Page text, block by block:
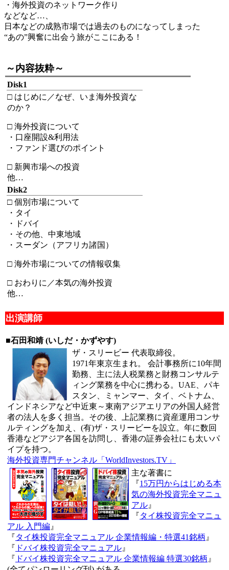
・海外投資のネットワーク作り
などなど…、
日本などの成熟市場では過去のものになってしまった
“あの”興奮に出会う旅がここにある！
～内容抜粋～
Disk1
□ はじめに／なぜ、いま海外投資な
のか？
□ 海外投資について
・口座開設&利用法
・ファンド選びのポイント
□ 新興市場への投資
他…
Disk2
□ 個別市場について
・タイ
・ドバイ
・その他、中東地域
・スーダン（アフリカ諸国）
□ 海外市場についての情報収集
□ おわりに／本気の海外投資
他…
出演講師
■石田和靖 (いしだ・かずやす)
ザ・スリービー 代表取締役。
1971年東京生まれ。 会計事務所に10年間
勤務、主に法人税業務と財務コンサルテ
ィング業務を中心に携わる。UAE、パキ
スタン、ミャンマー、タイ、ベトナム、
インドネシアなど中近東～東南アジアエリアの外国人経営
者の法人を多く担当。その後、上記業務に資産運用コンサ
ルティングを加え、(有)ザ・スリービーを設立。年に数回
香港などアジア各国を訪問し、香港の証券会社にも太いパ
イプを持つ。
海外投資専門チャンネル「WorldInvestors.TV」
主な著書に
『 15万円からはじめる本
気の海外投資完全マニュ
アル』
『 タイ株投資完全マニュ
アル 入門編』
『 タイ株投資完全マニュアル 企業情報編・特選41銘柄』
『
ドバイ株投資完全マニュアル』
『
ドバイ株投資完全マニュアル 企業情報編 特選30銘柄』